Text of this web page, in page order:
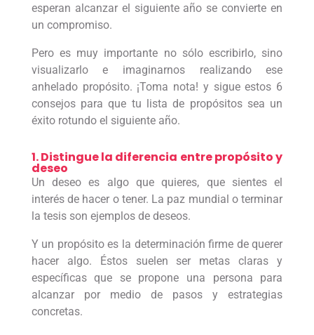
esperan alcanzar el siguiente año se convierte en
un compromiso.
Pero es muy importante no sólo escribirlo, sino
visualizarlo e imaginarnos realizando ese
anhelado propósito. ¡Toma nota! y sigue estos 6
consejos para que tu lista de propósitos sea un
éxito rotundo el siguiente año.
1. Distingue la diferencia entre propósito y
deseo
Un deseo es algo que quieres, que sientes el
interés de hacer o tener. La paz mundial o terminar
la tesis son ejemplos de deseos.
Y un propósito es la determinación firme de querer
hacer algo. Éstos suelen ser metas claras y
específicas que se propone una persona para
alcanzar por medio de pasos y estrategias
concretas.